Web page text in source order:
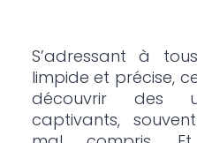
S’adressant à
limpide et précise,
découvrir des
captivants,